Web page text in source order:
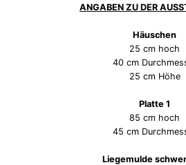
ANGABEN ZU DER
Häuschen
25 cm hoch
40 cm
25 cm Höhe
Platte 1
85 cm hoch
45 cm
Liegemulde